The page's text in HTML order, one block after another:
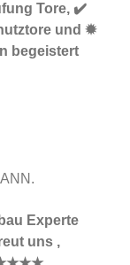
Tore, ✔️
und ✹
begeistert
Experte
uns ,